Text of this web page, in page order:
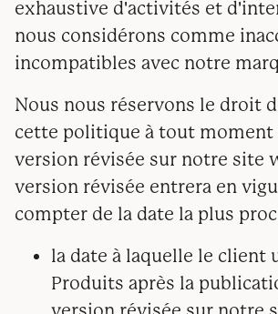
exhaustive d'activités et
nous considérons comme
incompatibles avec notre
Nous nous réservons le droit
cette politique à tout moment
version révisée sur notre site
version révisée entrera en
compter de la date la plus
la date à laquelle le client
Produits après la